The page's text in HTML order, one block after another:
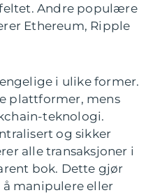
Andre populære
Ethereum, Ripple
i ulike former.
plattformer, mens
teknologi.
og sikker
alle transaksjoner i
bok. Dette gjør
manipulere eller